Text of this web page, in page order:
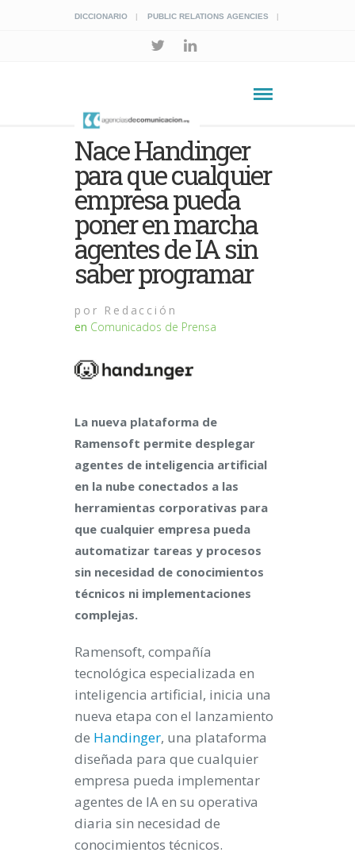
DICCIONARIO PUBLIC RELATIONS AGENCIES
Nace Handinger
para que cualquier
empresa pueda
poner en marcha
agentes de IA sin
saber programar
por Redacción
en Comunicados de Prensa
La nueva plataforma de
Ramensoft permite desplegar
agentes de inteligencia artificial
en la nube conectados a las
herramientas corporativas para
que cualquier empresa pueda
automatizar tareas y procesos
sin necesidad de conocimientos
técnicos ni implementaciones
complejas.
Ramensoft, compañía
tecnológica especializada en
inteligencia artificial, inicia una
nueva etapa con el lanzamiento
de Handinger, una plataforma
diseñada para que cualquier
empresa pueda implementar
agentes de IA en su operativa
diaria sin necesidad de
conocimientos técnicos.